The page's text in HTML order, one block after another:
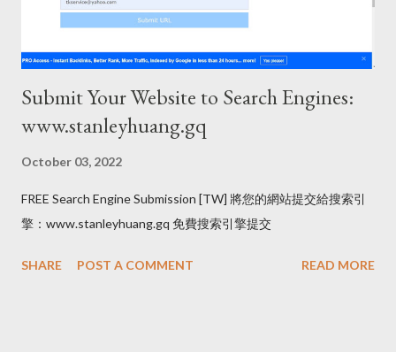
Submit Your Website to Search Engines:
www.stanleyhuang.gq
October 03, 2022
FREE Search Engine Submission [TW] 將您的網站提交給搜索引
擎：www.stanleyhuang.gq 免費搜索引擎提交
SHARE POST A COMMENT READ MORE